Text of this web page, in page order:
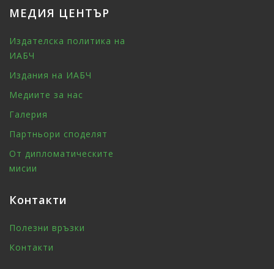
МЕДИЯ ЦЕНТЪР
Издателска политика на
ИАБЧ
Издания на ИАБЧ
Медиите за нас
Галерия
Партньори споделят
От дипломатическите
мисии
Контакти
Полезни връзки
Контакти